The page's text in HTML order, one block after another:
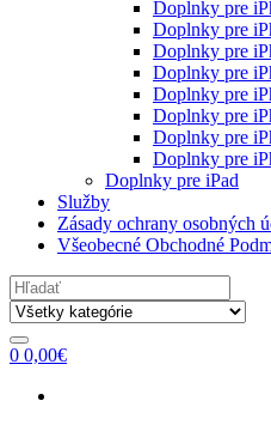
Doplnky pre
Doplnky pre
Doplnky pre
Doplnky pre
Doplnky pre
Doplnky pre
Doplnky pre
Doplnky pre
Doplnky pre iPad
Služby
Zásady ochrany osobných
Všeobecné Obchodné
Search
for:
0 0,00€